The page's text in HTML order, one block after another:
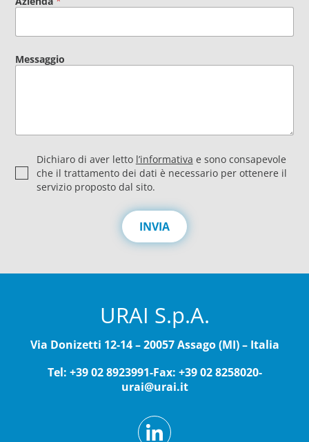
Messaggio
r
i
Dichiaro di aver letto l’informativa e sono consapevole
che il trattamento dei dati è necessario per ottenere il
servizio proposto dal sito.
INVIA
URAI S.p.A.
Via Donizetti 12-14 – 20057 Assago (MI) – Italia
Tel: +39 02 8923991-Fax: +39 02 8258020-
urai@urai.it